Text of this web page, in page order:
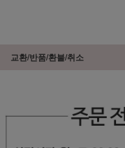
교환/반품/환불/취소